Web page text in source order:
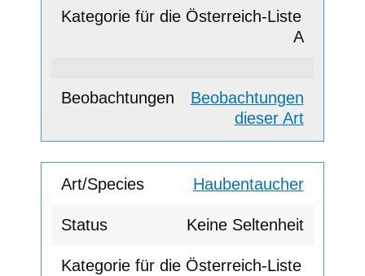
A
Beobachtungen
dieser Art
Haubentaucher
Keine Seltenheit